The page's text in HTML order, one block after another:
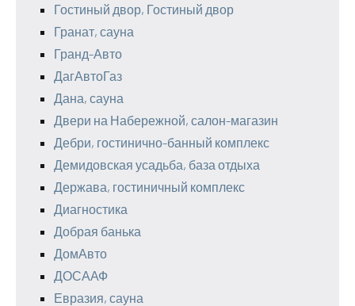
Гостиный двор, Гостиный двор
Гранат, сауна
Гранд-Авто
ДагАвтоГаз
Дана, сауна
Двери на Набережной, салон-магазин
Дебри, гостинично-банный комплекс
Демидовская усадьба, база отдыха
Держава, гостиничный комплекс
Диагностика
Добрая банька
ДомАвто
ДОСААФ
Евразия, сауна